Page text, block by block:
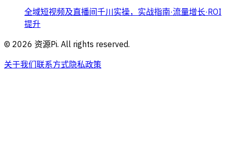
全域短视频及直播间千川实操，实战指南·流量增长·ROI
提升
© 2026 资源Pi. All rights reserved.
关于我们联系方式隐私政策